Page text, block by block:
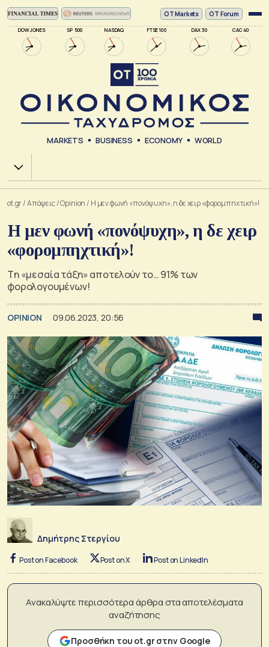
DOW JONES SP 500 NASDAQ FTSE 100 DAX 30 CAC 40
ΟΤ Markets OT Forum
MARKETS BUSINESS ECONOMY WORLD
Χ.Α.
ot.gr/Απόψεις/Opinion / Η μεν φωνή «πονόψυχη», η δε χειρ «φορομπηχτική»!
Η μεν φωνή «πονόψυχη», η δε χειρ
«φορομπηχτική»!
Tη «μεσαία τάξη» αποτελούν το… 91% των
φορολογουμένων!
OPINION 09.06.2023, 20:56
Δημήτρης Στεργίου
Post on Facebook Post on X Post on LinkedIn
Ανακαλύψτε περισσότερα άρθρα στα αποτελέσματα
αναζήτησης
Προσθήκη του ot.gr στην Google